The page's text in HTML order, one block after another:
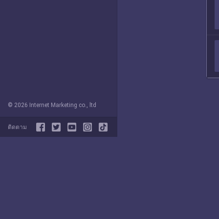
© 2026 Internet Marketing co., ltd
ติดตาม